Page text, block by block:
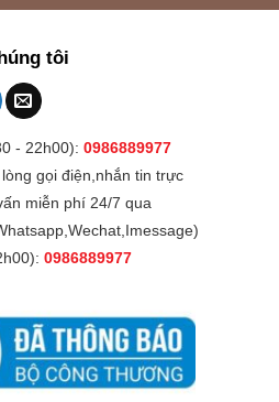
tôi
- 22h00): 0986889977
gọi điện,nhắn tin trực
miễn phí 24/7 qua
0986889977